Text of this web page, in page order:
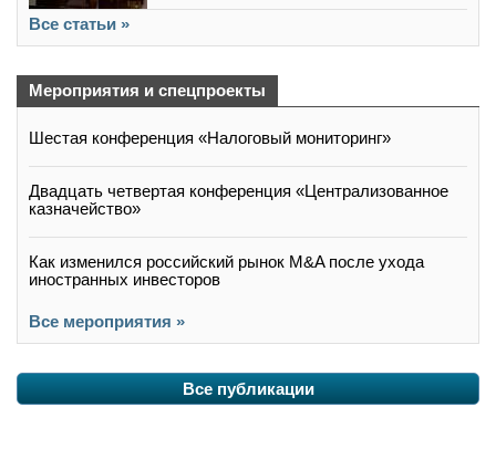
Все статьи »
Мероприятия и спецпроекты
Шестая конференция «Налоговый мониторинг»
Двадцать четвертая конференция «Централизованное
казначейство»
Как изменился российский рынок M&A после ухода
иностранных инвесторов
Все мероприятия »
Все публикации